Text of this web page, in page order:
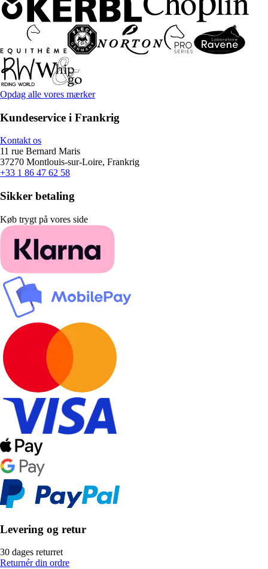
Opdag alle vores mærker
Kundeservice i Frankrig
Kontakt os
11 rue Bernard Maris
37270 Montlouis-sur-Loire, Frankrig
+33 1 86 47 62 58
Sikker betaling
Køb trygt på vores side
Levering og retur
30 dages returret
Returnér din ordre